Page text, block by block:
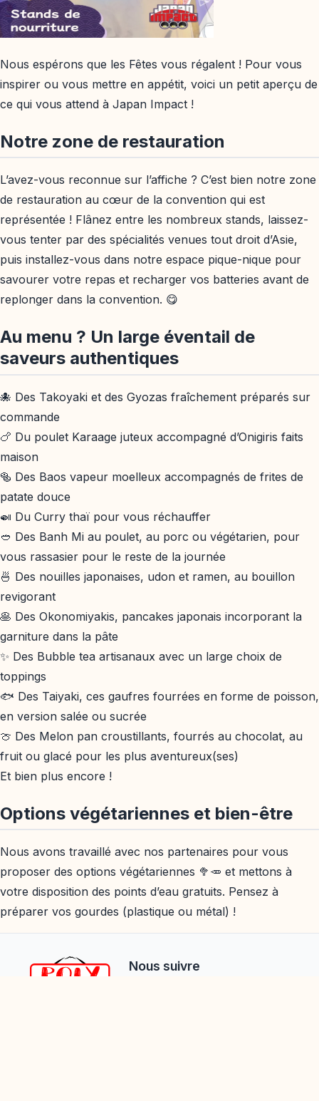
Nous espérons que les Fêtes vous régalent ! Pour vous
inspirer ou vous mettre en appétit, voici un petit aperçu de
ce qui vous attend à Japan Impact !
Notre zone de restauration
L’avez-vous reconnue sur l’affiche ? C’est bien notre zone
de restauration au cœur de la convention qui est
représentée ! Flânez entre les nombreux stands, laissez-
vous tenter par des spécialités venues tout droit d’Asie,
puis installez-vous dans notre espace pique-nique pour
savourer votre repas et recharger vos batteries avant de
replonger dans la convention. 😋
Au menu ? Un large éventail de
saveurs authentiques
🐙 Des Takoyaki et des Gyozas fraîchement préparés sur
commande
🍗 Du poulet Karaage juteux accompagné d’Onigiris faits
maison
🥯 Des Baos vapeur moelleux accompagnés de frites de
patate douce
🍛 Du Curry thaï pour vous réchauffer
🥙 Des Banh Mi au poulet, au porc ou végétarien, pour
vous rassasier pour le reste de la journée
🍜 Des nouilles japonaises, udon et ramen, au bouillon
revigorant
🥞 Des Okonomiyakis, pancakes japonais incorporant la
garniture dans la pâte
✨ Des Bubble tea artisanaux avec un large choix de
toppings
🐟 Des Taiyaki, ces gaufres fourrées en forme de poisson,
en version salée ou sucrée
🍈 Des Melon pan croustillants, fourrés au chocolat, au
fruit ou glacé pour les plus aventureux(ses)
Et bien plus encore !
Options végétariennes et bien-être
Nous avons travaillé avec nos partenaires pour vous
proposer des options végétariennes 🥦🥕 et mettons à
votre disposition des points d’eau gratuits. Pensez à
préparer vos gourdes (plastique ou métal) !
Nous suivre